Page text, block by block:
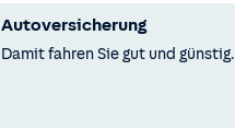
Autoversicherung
Damit fahren Sie gut und günstig.